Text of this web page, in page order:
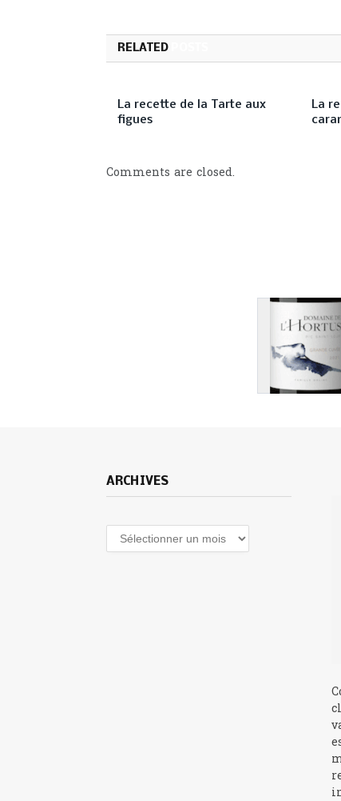
RELATED
La recette de la Tarte aux
figues
La
Comments are closed.
ARCHIVES
Archives